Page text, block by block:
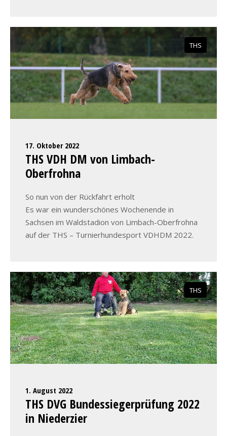
THS
17. Oktober 2022
THS VDH DM von Limbach-
Oberfrohna
So nun von der Rückfahrt erholt
Es war ein wunderschönes Wochenende in
Sachsen im Waldstadion von Limbach-Oberfrohna
auf der THS – Turnierhundesport VDHDM 2022.
THS
1. August 2022
THS DVG Bundessiegerprüfung 2022
in Niederzier